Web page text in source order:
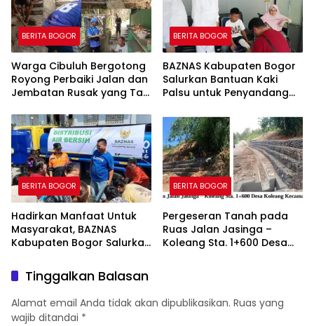
BERITA BOGOR
Warga Cibuluh Bergotong
Royong Perbaiki Jalan dan
Jembatan Rusak yang Tak
BERITA BOGOR
BAZNAS Kabupaten Bogor
Salurkan Bantuan Kaki
Palsu untuk Penyandang
Kepedulian dalam
Program “Bogor Peduli”
BERITA BOGOR
Hadirkan Manfaat Untuk
Masyarakat, BAZNAS
Kabupaten Bogor Salurkan
Warga Terdampak
Kekeringan
BERITA BOGOR
Pergeseran Tanah pada
Ruas Jalan Jasinga –
Koleang Sta. 1+600 Desa
Wilayah VII
Tinggalkan Balasan
Alamat email Anda tidak akan dipublikasikan. Ruas yang
wajib ditandai *